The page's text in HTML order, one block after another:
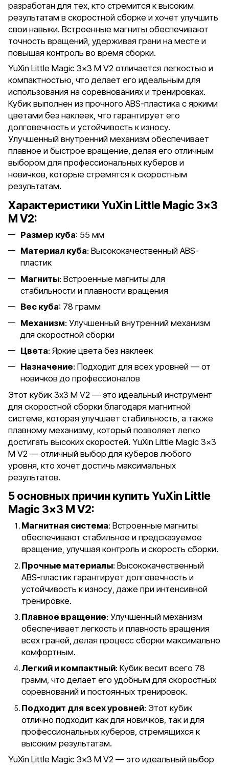
разработан для тех, кто стремится к высоким
результатам в скоростной сборке и хочет улучшить
свои навыки. Встроенные магниты обеспечивают
точность вращений, удерживая грани на месте и
повышая контроль во время сборки.
YuXin Little Magic 3x3 M V2 отличается легкостью и
компактностью, что делает его идеальным для
использования на соревнованиях и тренировках.
Кубик выполнен из прочного ABS-пластика с яркими
цветами без наклеек, что гарантирует его
долговечность и устойчивость к износу.
Улучшенный внутренний механизм обеспечивает
плавное и быстрое вращение, делая его отличным
выбором для профессиональных куберов и
новичков, которые стремятся к скоростным
результатам.
Характеристики YuXin Little Magic 3x3
M V2:
Размер куба: 55 мм
Материал куба: Высококачественный ABS-
пластик
Магниты: Встроенные магниты для
стабильности и плавности вращения
Вес куба: 78 грамм
Механизм: Улучшенный внутренний механизм
для скоростной сборки
Цвета: Яркие цвета без наклеек
Назначение: Подходит для всех уровней — от
новичков до профессионалов
Этот кубик 3x3 M V2 — это идеальный инструмент
для скоростной сборки благодаря магнитной
системе, которая улучшает стабильность, а также
плавному механизму, который позволяет легко
достигать высоких скоростей. YuXin Little Magic 3x3
M V2 — отличный выбор для куберов любого
уровня, кто хочет достичь максимальных
результатов.
5 основных причин купить YuXin Little
Magic 3x3 M V2:
Магнитная система: Встроенные магниты
обеспечивают стабильное и предсказуемое
вращение, улучшая контроль и скорость сборки.
Прочные материалы: Высококачественный
ABS-пластик гарантирует долговечность и
устойчивость к износу, даже при интенсивной
тренировке.
Плавное вращение: Улучшенный механизм
обеспечивает легкость и плавность вращения
всех граней, делая процесс сборки максимально
комфортным.
Легкий и компактный: Кубик весит всего 78
грамм, что делает его удобным для скоростных
соревнований и постоянных тренировок.
Подходит для всех уровней: Этот кубик
отлично подходит как для новичков, так и для
профессиональных куберов, стремящихся к
высоким результатам.
YuXin Little Magic 3x3 M V2 — это идеальный выбор